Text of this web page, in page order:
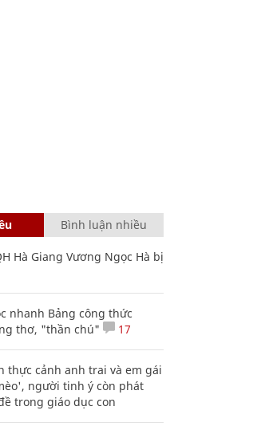
Bình luận nhiều
Hà Giang Vương Ngọc Hà bị
nhanh Bảng công thức
thơ, "thần chú"
17
thực cảnh anh trai và em gái
người tinh ý còn phát
trong giáo dục con